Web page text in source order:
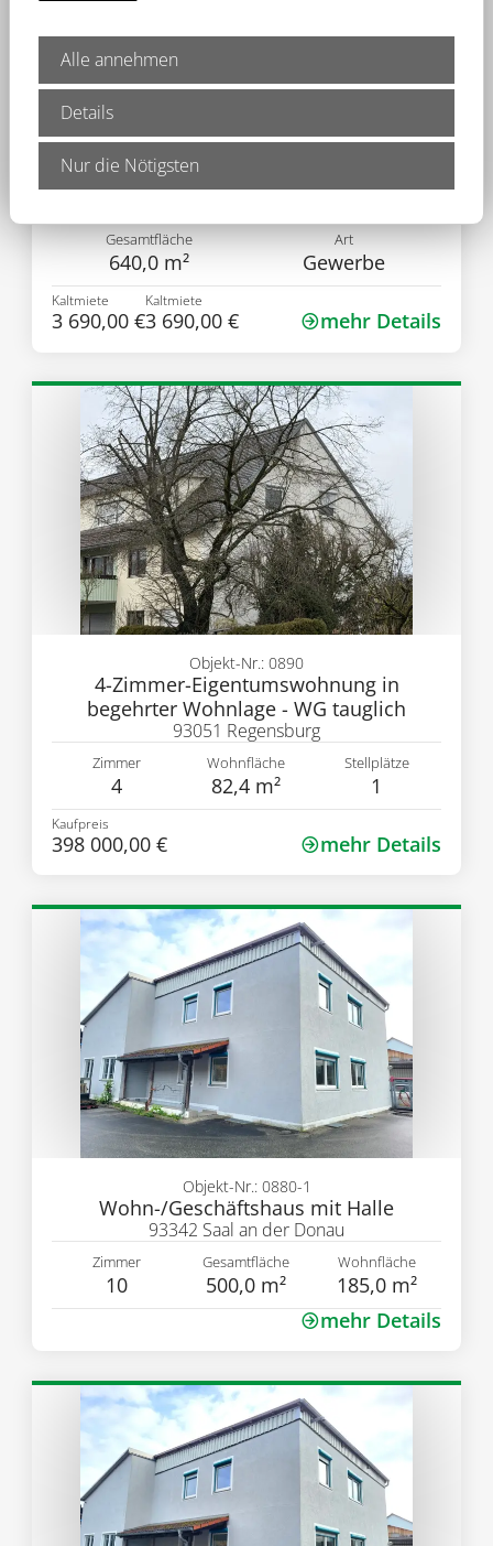
Direkt an der A3-Ausfahrt:
Produktions-/Lagerhallen mit Bürotrakt
Objekt-Nr.: 0896
Gesamtfläche
640,0 m²
Art
Gewerbe
Kaltmiete
3 690,00 €
Kaltmiete
3 690,00 € mehr Details
4-Zimmer-Eigentumswohnung in
begehrter Wohnlage - WG tauglich
Objekt-Nr.: 0890
93051 Regensburg
Zimmer
4
Wohnfläche
82,4 m²
Stellplätze
1
Kaufpreis
398 000,00 € mehr Details
Wohn-/Geschäftshaus mit Halle
Objekt-Nr.: 0880-1
93342 Saal an der Donau
Zimmer
10
Gesamtfläche
500,0 m²
Wohnfläche
185,0 m²
mehr Details
Alle annehmen
Details
Nur die Nötigsten